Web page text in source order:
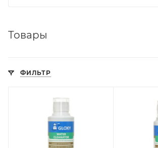
Товары
ФИЛЬТР